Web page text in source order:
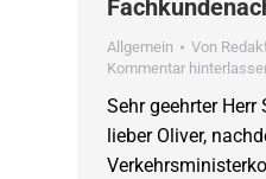
Allgemein Von
Kommentar
Sehr geehrter Herr
lieber Oliver,